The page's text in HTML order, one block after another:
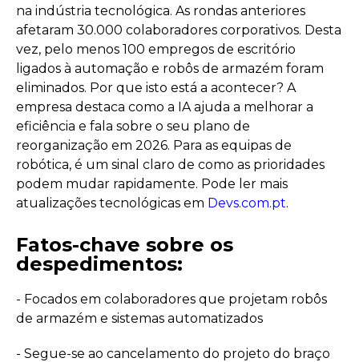
na indústria tecnológica. As rondas anteriores
afetaram 30.000 colaboradores corporativos. Desta
vez, pelo menos 100 empregos de escritório
ligados à automação e robôs de armazém foram
eliminados. Por que isto está a acontecer? A
empresa destaca como a IA ajuda a melhorar a
eficiência e fala sobre o seu plano de
reorganização em 2026. Para as equipas de
robótica, é um sinal claro de como as prioridades
podem mudar rapidamente. Pode ler mais
atualizações tecnológicas em Devs.com.pt.
Fatos-chave sobre os
despedimentos:
- Focados em colaboradores que projetam robôs
de armazém e sistemas automatizados
- Segue-se ao cancelamento do projeto do braço